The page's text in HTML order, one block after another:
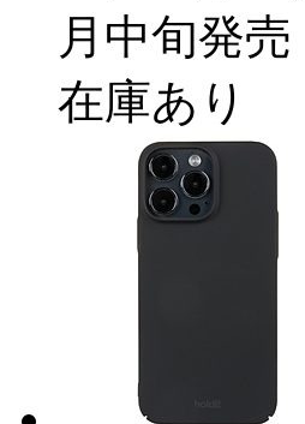
月中旬発売
在庫あり